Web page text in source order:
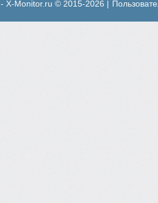
- X-Monitor.ru © 2015-2026 |